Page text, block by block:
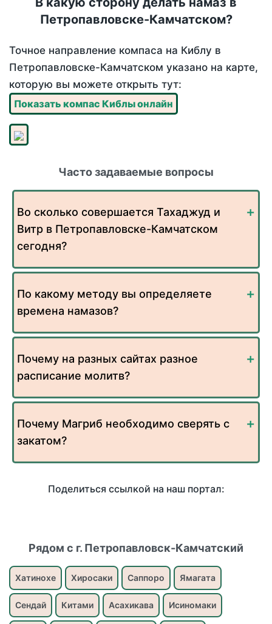
Петропавловске-Камчатском?
Точное направление компаса на Киблу в
Петропавловске-Камчатском указано на карте,
которую вы можете открыть тут:
Показать компас Киблы онлайн
Часто задаваемые вопросы
Во сколько совершается Тахаджуд и
Витр в Петропавловске-Камчатском
сегодня?
По какому методу вы определяете
времена намазов?
Почему на разных сайтах разное
расписание молитв?
Почему Магриб необходимо сверять с
закатом?
Поделиться ссылкой на наш портал:
Рядом с г. Петропавловск-Камчатский
Хатинохе Хиросаки Саппоро Ямагата
Сендай Китами Асахикава Исиномаки